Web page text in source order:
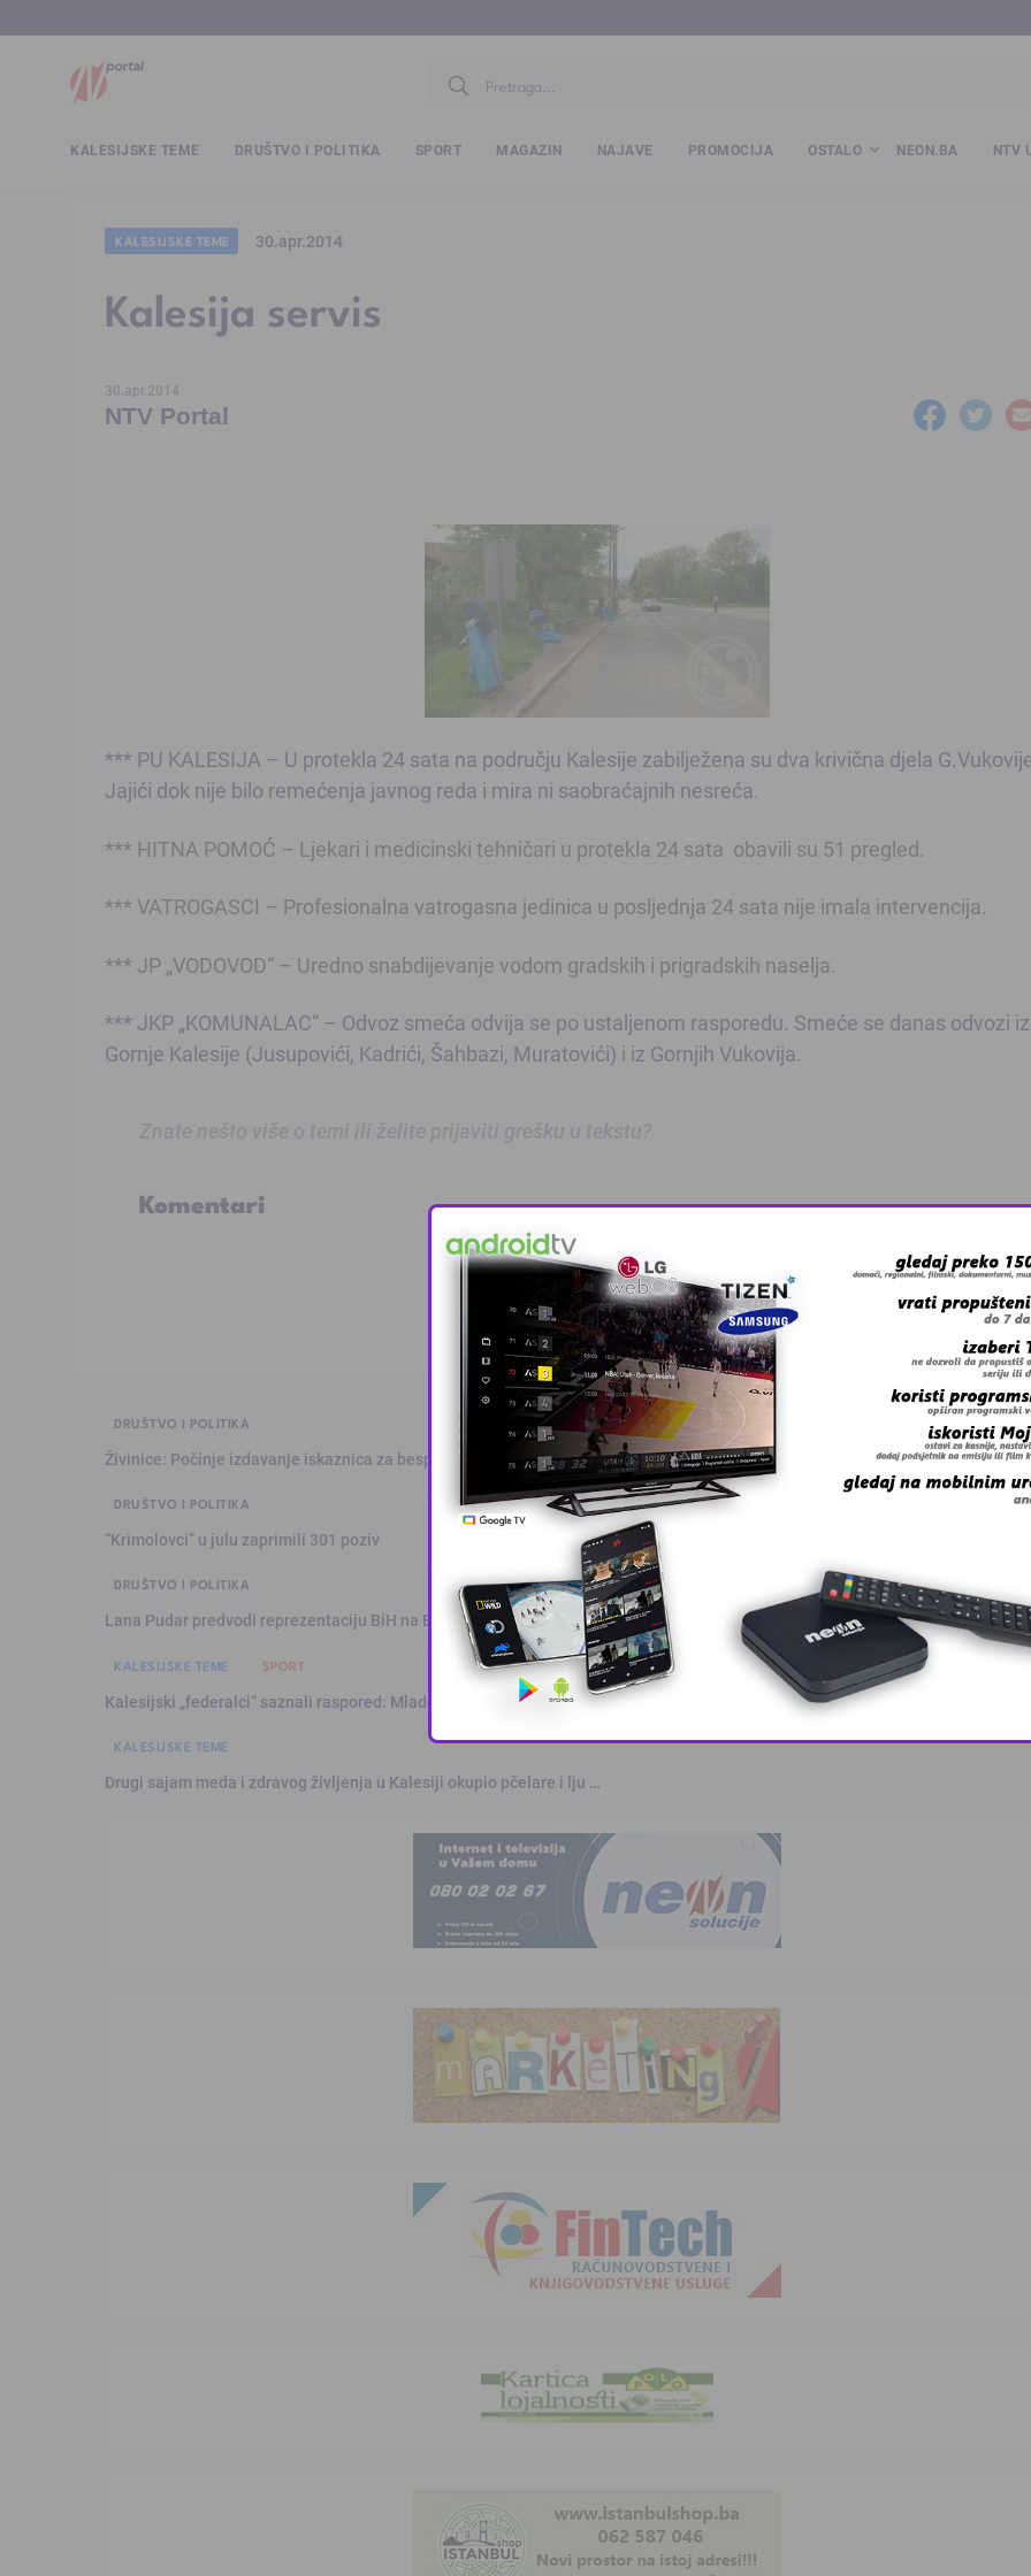
KALESIJSKE TEME DRUŠTVO I POLITIKA SPORT MAGAZIN NAJAVE PROMOCIJA OSTALO NEON.BA NTV
KALESIJSKE TEME 30.apr.2014
Kalesija servis
30.apr.2014
NTV Portal
*** PU KALESIJA – U protekla 24 sata na području Kalesije zabilježena su dva krivična djela
Jajići dok nije bilo remećenja javnog reda i mira ni saobraćajnih nesreća.
*** HITNA POMOĆ – Ljekari i medicinski tehničari u protekla 24 sata obavili su 51 pregled.
*** VATROGASCI – Profesionalna vatrogasna jedinica u posljednja 24 sata nije imala intervencija.
*** JP „VODOVOD“ – Uredno snabdijevanje vodom gradskih i prigradskih naselja.
*** JKP „KOMUNALAC“ – Odvoz smeća odvija se po ustaljenom rasporedu. Smeće se danas odvozi iz
Gornje Kalesije (Jusupovići, Kadrići, Šahbazi, Muratovići) i iz Gornjih Vukovija.
Komentari
DRUŠTVO I POLITIKA
Živinice: Počinje izdavanje iskaznica za besplatan prevoz
DRUŠTVO I POLITIKA
“Krimolovci” u julu zaprimili 301 poziv
DRUŠTVO I POLITIKA
Lana Pudar predvodi reprezentaciju BiH na Evropskom prvenstvu u Parizu
KALESIJSKE TEME SPORT
Kalesijski „federalci“ saznali raspored: Mladost sezonu otvara u S …
KALESIJSKE TEME
Drugi sajam meda i zdravog življenja u Kalesiji okupio pčelare i lju …